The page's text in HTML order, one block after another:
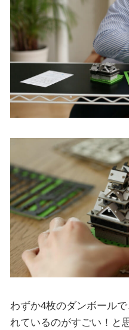
わずか4枚のダンボール
れているのがすごい！と